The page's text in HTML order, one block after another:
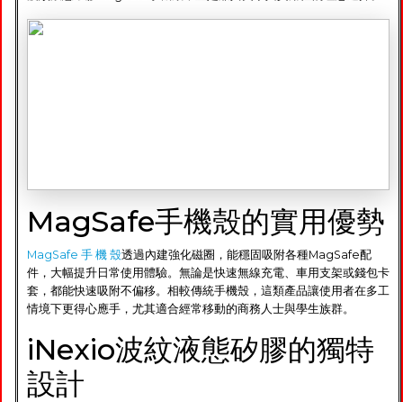
MagSafe手機殼的實用優勢
MagSafe 手 機 殼透過內建強化磁圈，能穩固吸附各種MagSafe配
件，大幅提升日常使用體驗。無論是快速無線充電、車用支架或錢包卡
套，都能快速吸附不偏移。相較傳統手機殼，這類產品讓使用者在多工
情境下更得心應手，尤其適合經常移動的商務人士與學生族群。
iNexio波紋液態矽膠的獨特
設計